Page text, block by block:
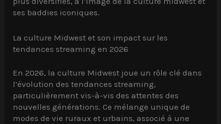
ses baddies iconiques.
La culture Midwest et son impact sur les
tendances streaming en 2026
En 2026, la culture Midwest joue un rôle clé dans
l’évolution des tendances streaming,
particulièrement vis-à-vis des attentes des
nouvelles générations. Ce mélange unique de
modes de vie ruraux et urbains, associé à une